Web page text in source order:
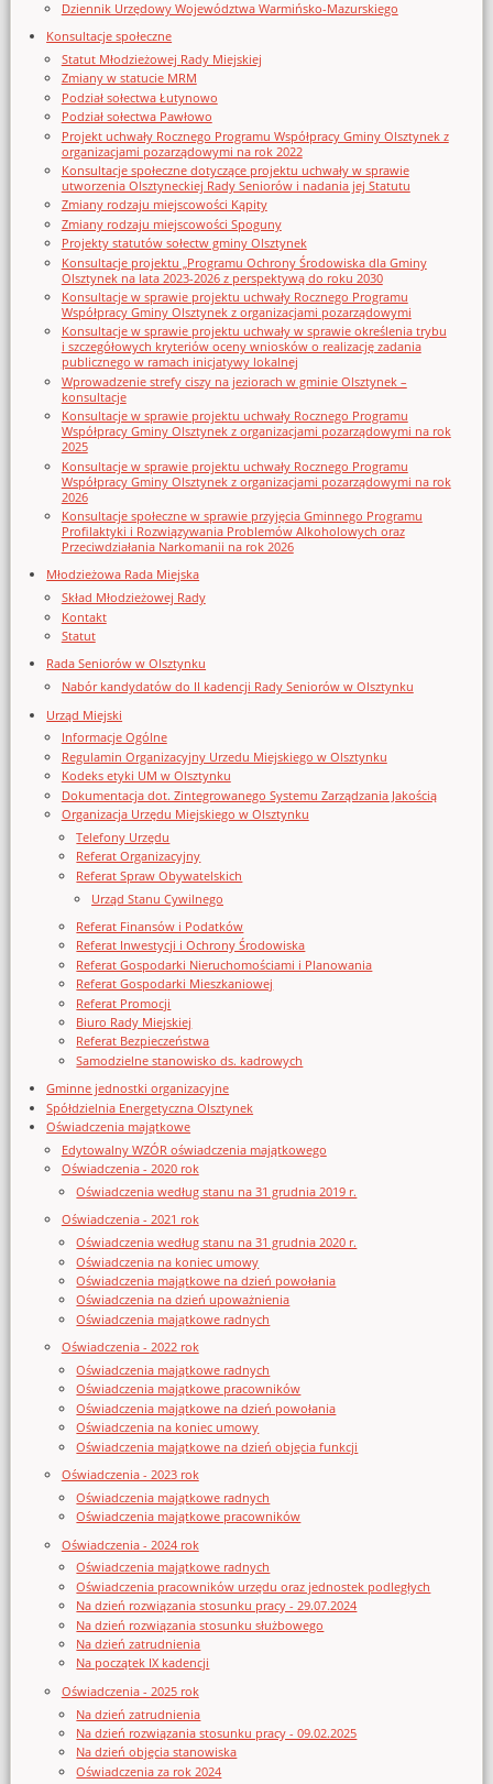
Dziennik Urzędowy Województwa Warmińsko-Mazurskiego
Konsultacje społeczne
Statut Młodzieżowej Rady Miejskiej
Zmiany w statucie MRM
Podział sołectwa Łutynowo
Podział sołectwa Pawłowo
Projekt uchwały Rocznego Programu Współpracy Gminy Olsztynek z
organizacjami pozarządowymi na rok 2022
Konsultacje społeczne dotyczące projektu uchwały w sprawie
utworzenia Olsztyneckiej Rady Seniorów i nadania jej Statutu
Zmiany rodzaju miejscowości Kąpity
Zmiany rodzaju miejscowości Spoguny
Projekty statutów sołectw gminy Olsztynek
Konsultacje projektu „Programu Ochrony Środowiska dla Gminy
Olsztynek na lata 2023-2026 z perspektywą do roku 2030
Konsultacje w sprawie projektu uchwały Rocznego Programu
Współpracy Gminy Olsztynek z organizacjami pozarządowymi
Konsultacje w sprawie projektu uchwały w sprawie określenia trybu
i szczegółowych kryteriów oceny wniosków o realizację zadania
publicznego w ramach inicjatywy lokalnej
Wprowadzenie strefy ciszy na jeziorach w gminie Olsztynek –
konsultacje
Konsultacje w sprawie projektu uchwały Rocznego Programu
Współpracy Gminy Olsztynek z organizacjami pozarządowymi na rok
2025
Konsultacje w sprawie projektu uchwały Rocznego Programu
Współpracy Gminy Olsztynek z organizacjami pozarządowymi na rok
2026
Konsultacje społeczne w sprawie przyjęcia Gminnego Programu
Profilaktyki i Rozwiązywania Problemów Alkoholowych oraz
Przeciwdziałania Narkomanii na rok 2026
Młodzieżowa Rada Miejska
Skład Młodzieżowej Rady
Kontakt
Statut
Rada Seniorów w Olsztynku
Nabór kandydatów do II kadencji Rady Seniorów w Olsztynku
Urząd Miejski
Informacje Ogólne
Regulamin Organizacyjny Urzedu Miejskiego w Olsztynku
Kodeks etyki UM w Olsztynku
Dokumentacja dot. Zintegrowanego Systemu Zarządzania Jakością
Organizacja Urzędu Miejskiego w Olsztynku
Telefony Urzędu
Referat Organizacyjny
Referat Spraw Obywatelskich
Urząd Stanu Cywilnego
Referat Finansów i Podatków
Referat Inwestycji i Ochrony Środowiska
Referat Gospodarki Nieruchomościami i Planowania
Referat Gospodarki Mieszkaniowej
Referat Promocji
Biuro Rady Miejskiej
Referat Bezpieczeństwa
Samodzielne stanowisko ds. kadrowych
Gminne jednostki organizacyjne
Spółdzielnia Energetyczna Olsztynek
Oświadczenia majątkowe
Edytowalny WZÓR oświadczenia majątkowego
Oświadczenia - 2020 rok
Oświadczenia według stanu na 31 grudnia 2019 r.
Oświadczenia - 2021 rok
Oświadczenia według stanu na 31 grudnia 2020 r.
Oświadczenia na koniec umowy
Oświadczenia majątkowe na dzień powołania
Oświadczenia na dzień upoważnienia
Oświadczenia majątkowe radnych
Oświadczenia - 2022 rok
Oświadczenia majątkowe radnych
Oświadczenia majątkowe pracowników
Oświadczenia majątkowe na dzień powołania
Oświadczenia na koniec umowy
Oświadczenia majątkowe na dzień objęcia funkcji
Oświadczenia - 2023 rok
Oświadczenia majątkowe radnych
Oświadczenia majątkowe pracowników
Oświadczenia - 2024 rok
Oświadczenia majątkowe radnych
Oświadczenia pracowników urzędu oraz jednostek podległych
Na dzień rozwiązania stosunku pracy - 29.07.2024
Na dzień rozwiązania stosunku służbowego
Na dzień zatrudnienia
Na początek IX kadencji
Oświadczenia - 2025 rok
Na dzień zatrudnienia
Na dzień rozwiązania stosunku pracy - 09.02.2025
Na dzień objęcia stanowiska
Oświadczenia za rok 2024